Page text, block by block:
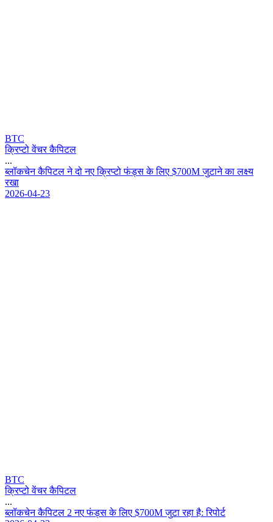
BTC
क्रिप्टो वेंचर कैपिटल
...
बलकचन कपटल न द नए कपट फडस क लए $700M जटन क लकय
रख
2026-04-23
BTC
क्रिप्टो वेंचर कैपिटल
...
बलकचन कपटल 2 नए फडस क लए $700M जट रह ह: रपर